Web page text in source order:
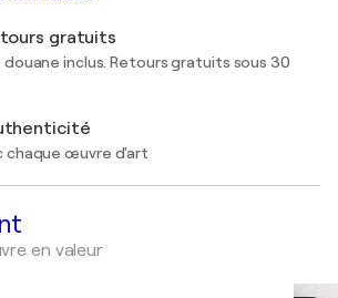
gratuits
inclus. Retours gratuits sous 30
chaque œuvre d'art
en valeur